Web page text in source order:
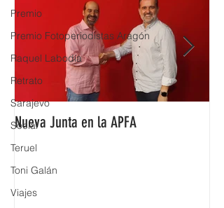
Premio
Premio Fotoperiodistas Aragón
Raquel Labodía
Retrato
Sarajevo
Social
Teruel
Toni Galán
Viajes
Nueva Junta en la APFA